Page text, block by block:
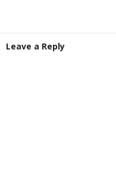
Leave a Reply